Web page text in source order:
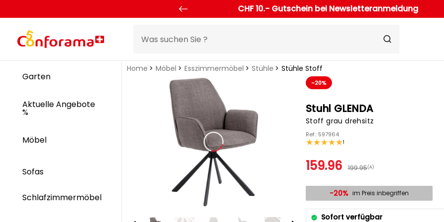
CHF 10.- Gutschein bei Newsletteranmeldung
Garten
Aktuelle Angebote
%
Möbel
Sofas
Schlafzimmermöbel
Home Möbel Esszimmermöbel Stühle Stühle Stoff
-20%
Stuhl GLENDA
Stoff grau drehsitz
Ref.: 597964
1
159.96 199.95(A)
-20% im Preis inbegriffen
Sofort verfügbar